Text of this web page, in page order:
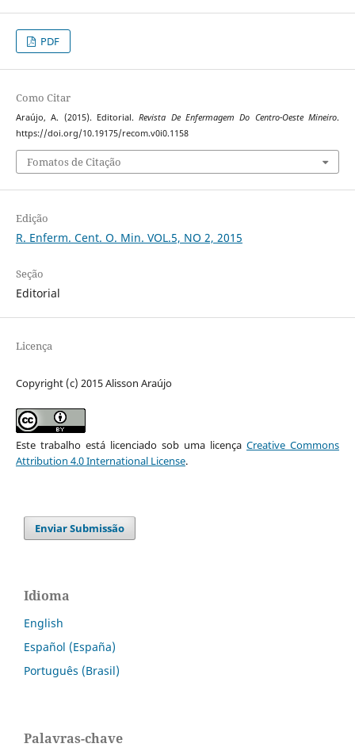
PDF
Como Citar
Araújo, A. (2015). Editorial.Revista De Enfermagem Do Centro-Oeste Mineiro.
https://doi.org/10.19175/recom.v0i0.1158
Fomatos de Citação
Edição
R. Enferm. Cent. O. Min. VOL.5, NO 2, 2015
Seção
Editorial
Licença
Copyright (c) 2015 Alisson Araújo
Este trabalho está licenciado sob uma licençaCreative Commons
Attribution 4.0 International License.
Enviar Submissão
Idioma
English
Español (España)
Português (Brasil)
Palavras-chave